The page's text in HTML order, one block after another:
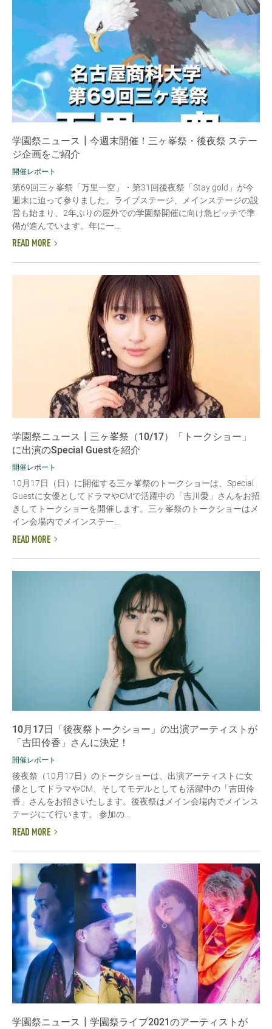
学園祭ニュース┃今週末開催！三ヶ峯祭・後夜祭 ステー
ジ企画をご紹介
開催レポート
第69回三ヶ峯祭「万里一空」・第31回後夜祭「Stay gold」が今
週末に迫って参りました。ライブステージ、メインステージの設
営も始まり、2年ぶりの屋外での学園祭開催に向け急ピッチで準
備が進んでいます。年に一...
READ MORE
学園祭ニュース┃三ヶ峯祭（10/17）「トークショー」
に出演のSpecial Guestを紹介
開催レポート
10月17日（日）に開催する三ヶ峯祭のトークショーは、Special
Guestに女優としてドラマやCMで活躍中の「吉川愛」さんをお招
きしてトークショーを開催します。三ヶ峯祭のトークショーはメ
イン会場内でメインステー...
READ MORE
10月17日「後夜祭トークショー」の出演アーティストが
「吉田伶香」さんに決定！
開催レポート
後夜祭（10月17日）のトークショーは、出演アーティストに女
優としてドラマやCM、そしてモデルとしても活躍中の「吉田伶
香」さんをお招きいたします。後夜祭はメイン会場内でメインス
テージにて行います。 参加の...
READ MORE
学園祭ニュース┃学園祭ライブ2021のアーティストが